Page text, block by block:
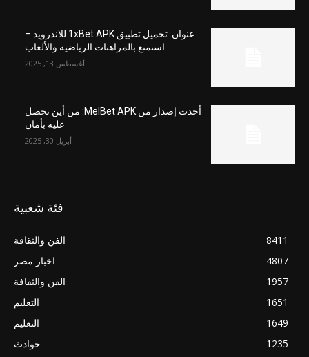
عنوان: تحميل تطبيق 1xBet APK للاندرويد –
استمتع بالمراهنات الرياضية والألعاب
أغسطس 13, 2025
أحدث إصدار من MelBet APK: من أين تحصل
عليه بأمان
أبريل 30, 2025
فئة شعبية
الفن والثقافة
8411
اخبار مصر
4807
الفن والثقافة
1957
التعليم
1651
التعليم
1649
حوادث
1235